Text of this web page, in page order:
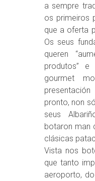
a sempre
os primeiros
que a oferta
Os seus
queren
produtos” e
gourmet
pronto, non
seus
botaron man
clásicas
Vista nos
que tanto
aeroporto,